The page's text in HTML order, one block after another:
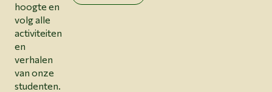
hoogte en
volg alle
activiteiten
en
verhalen
van onze
studenten.